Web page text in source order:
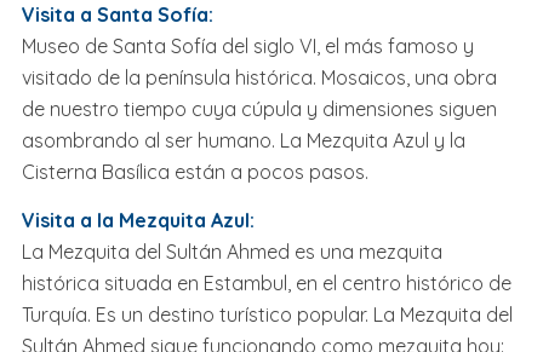
Visita a Santa Sofía:
Museo de Santa Sofía del siglo VI, el más famoso y
visitado de la península histórica. Mosaicos, una obra
de nuestro tiempo cuya cúpula y dimensiones siguen
asombrando al ser humano. La Mezquita Azul y la
Cisterna Basílica están a pocos pasos.
Visita a la Mezquita Azul:
La Mezquita del Sultán Ahmed es una mezquita
histórica situada en Estambul, en el centro histórico de
Turquía. Es un destino turístico popular. La Mezquita del
Sultán Ahmed sigue funcionando como mezquita hoy: